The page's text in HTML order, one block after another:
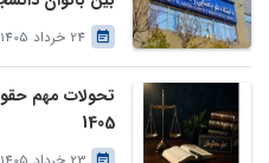
24 خرداد 1405
1405